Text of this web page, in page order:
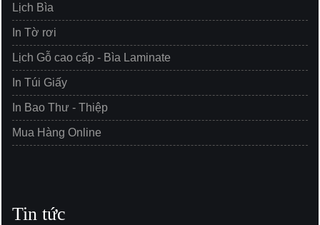
Lịch Bìa
In Tờ rơi
Lịch Gỗ cao cấp - Bìa Laminate
In Túi Giấy
In Bao Thư - Thiệp
Mua Hàng Online
Tin tức